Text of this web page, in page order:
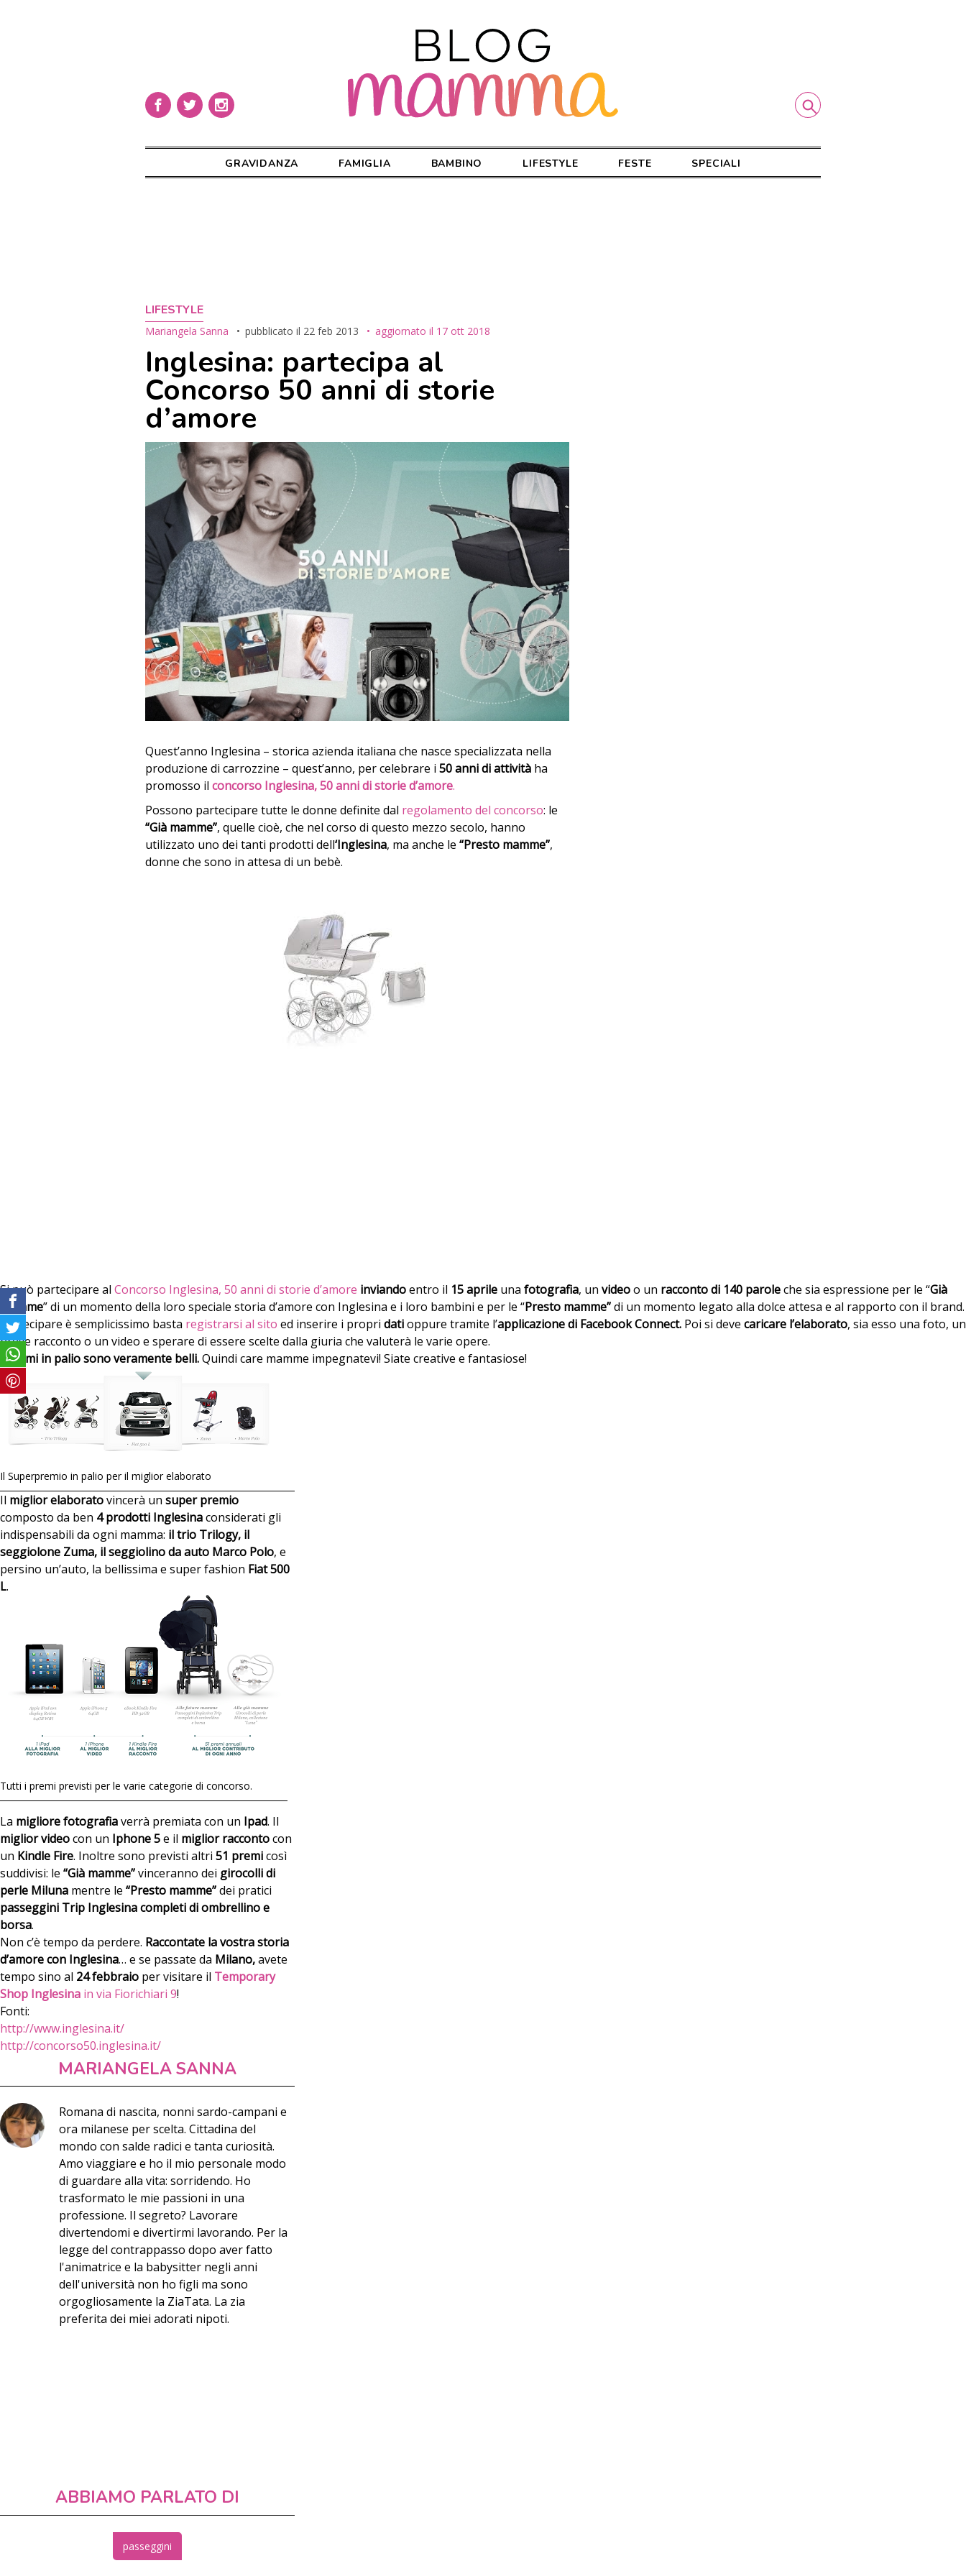
GRAVIDANZA FAMIGLIA BAMBINO LIFESTYLE FESTE SPECIALI
LIFESTYLE
Mariangela Sanna pubblicato il 22 feb 2013 aggiornato il 17 ott 2018
Inglesina: partecipa al
Concorso 50 anni di storie
d’amore
Quest’anno Inglesina – storica azienda italiana che nasce specializzata nella
produzione di carrozzine – quest’anno, per celebrare i 50 anni di attività ha
promosso il concorso Inglesina, 50 anni di storie d’amore.
Possono partecipare tutte le donne definite dal regolamento del concorso: le
“Già mamme”, quelle cioè, che nel corso di questo mezzo secolo, hanno
utilizzato uno dei tanti prodotti dell‘Inglesina, ma anche le “Presto mamme”,
donne che sono in attesa di un bebè.
Si può partecipare al Concorso Inglesina, 50 anni di storie d’amore inviandoentro il 15 aprile una fotografia, un videoo un racconto di 140 paroleche sia espressione per le “Già
mamme” di un momento della loro speciale storia d’amore con Inglesina e i loro bambini e per le “Presto mamme”di un momento legato alla dolce attesa e al rapporto con il brand.
Partecipare è semplicissimo basta registrarsi al sito ed inserire i propri datioppure tramite l’applicazione di Facebook Connect. Poi si deve caricare l’elaborato, sia esso una foto, un
breve racconto o un video e sperare di essere scelte dalla giuria che valuterà le varie opere.
I premi in palio sono veramente belli.Quindi care mamme impegnatevi! Siate creative e fantasiose!
Il Superpremio in palio per il miglior elaborato
Il miglior elaboratovincerà un super premio
composto da ben 4 prodotti Inglesinaconsiderati gli
indispensabili da ogni mamma: il trio Trilogy, il
seggiolone Zuma, il seggiolino da auto Marco Polo, e
persino un’auto, la bellissima e super fashion Fiat 500
L.
Tutti i premi previsti per le varie categorie di concorso.
La migliore fotografiaverrà premiata con un Ipad. Il
miglior videocon un Iphone 5e il miglior raccontocon
un Kindle Fire. Inoltre sono previsti altri 51 premicosì
suddivisi: le “Già mamme”vinceranno dei girocolli di
perle Miluna mentre le “Presto mamme”dei pratici
passeggini Trip Inglesina completi di ombrellino e
borsa.
Non c’è tempo da perdere. Raccontate la vostra storia
d’amore con Inglesina… e se passate da Milano,avete
tempo sino al 24 febbraio per visitare il Temporary
Shop Inglesina in via Fiorichiari 9!
Fonti:
http://www.inglesina.it/
http://concorso50.inglesina.it/
MARIANGELA SANNA
Romana di nascita, nonni sardo-campani e
ora milanese per scelta. Cittadina del
mondo con salde radici e tanta curiosità.
Amo viaggiare e ho il mio personale modo
di guardare alla vita: sorridendo. Ho
trasformato le mie passioni in una
professione. Il segreto? Lavorare
divertendomi e divertirmi lavorando. Per la
legge del contrappasso dopo aver fatto
l'animatrice e la babysitter negli anni
dell'università non ho figli ma sono
orgogliosamente la ZiaTata. La zia
preferita dei miei adorati nipoti.
ABBIAMO PARLATO DI
passeggini